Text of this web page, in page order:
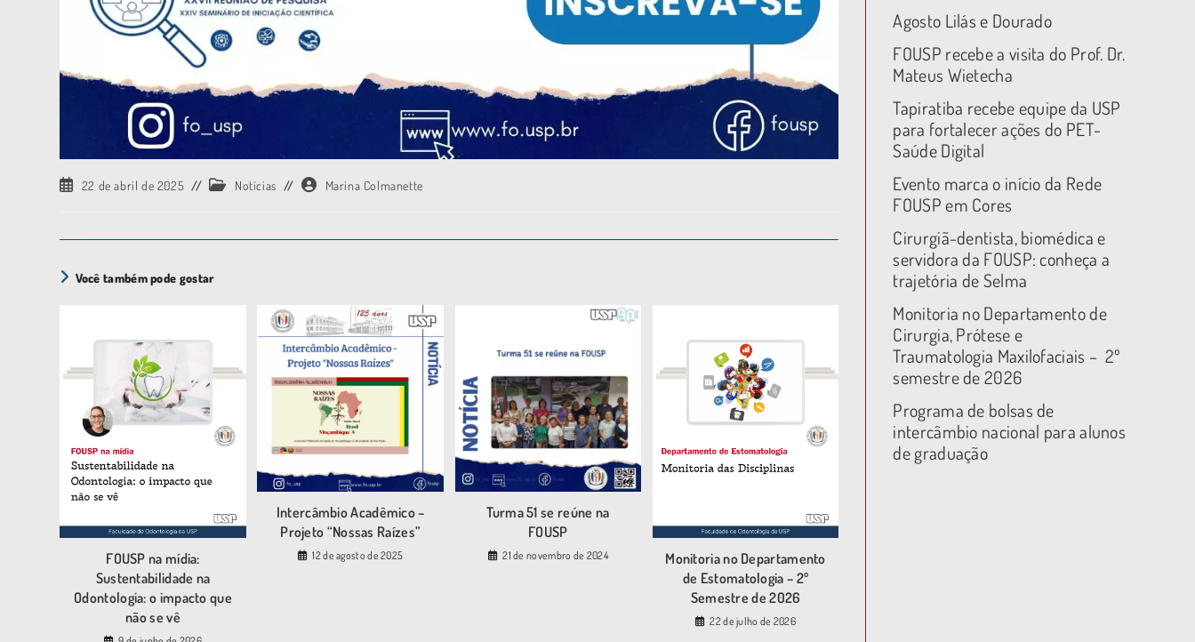
22 de abril de 2025 Notícias Marina Colmanette
Você também pode gostar
FOUSP na mídia:
Sustentabilidade na
Odontologia: o impacto que
não se vê
Intercâmbio Acadêmico –
Projeto “Nossas Raízes”
12 de agosto de 2025
Turma 51 se reúne na
FOUSP
21 de novembro de 2024
Monitoria no Departamento
de Estomatologia – 2º
Semestre de 2026
22 de julho de 2026
Agosto Lilás e Dourado
FOUSP recebe a visita do Prof. Dr.
Mateus Wietecha
Tapiratiba recebe equipe da USP
para fortalecer ações do PET-
Saúde Digital
Evento marca o início da Rede
FOUSP em Cores
Cirurgiã-dentista, biomédica e
servidora da FOUSP: conheça a
trajetória de Selma
Monitoria no Departamento de
Cirurgia, Prótese e
Traumatologia Maxilofaciais – 2º
semestre de 2026
Programa de bolsas de
intercâmbio nacional para alunos
de graduação